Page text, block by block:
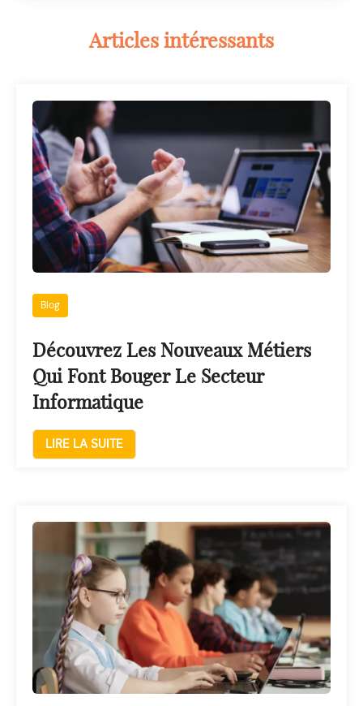
Articles intéressants
Blog
Découvrez Les Nouveaux Métiers
Qui Font Bouger Le Secteur
Informatique
LIRE LA SUITE